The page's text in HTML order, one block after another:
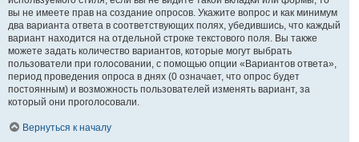
вы не имеете прав на создание опросов. Укажите вопрос и как минимум
два варианта ответа в соответствующих полях, убедившись, что каждый
вариант находится на отдельной строке текстового поля. Вы также
можете задать количество вариантов, которые могут выбрать
пользователи при голосовании, с помощью опции «Вариантов ответа»,
период проведения опроса в днях (0 означает, что опрос будет
постоянным) и возможность пользователей изменять вариант, за
который они проголосовали.
Вернуться к началу